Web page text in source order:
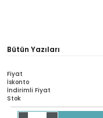
Bütün Yazıları
Fiyat
İskonto
İndirimli Fiyat
Stok